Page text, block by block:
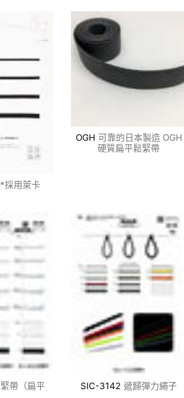
採用萊卡
OGH 可靠的日本製造 OGH
硬質扁平鬆緊帶
帶（扁平
SIC-3142 遞歸彈力繩子